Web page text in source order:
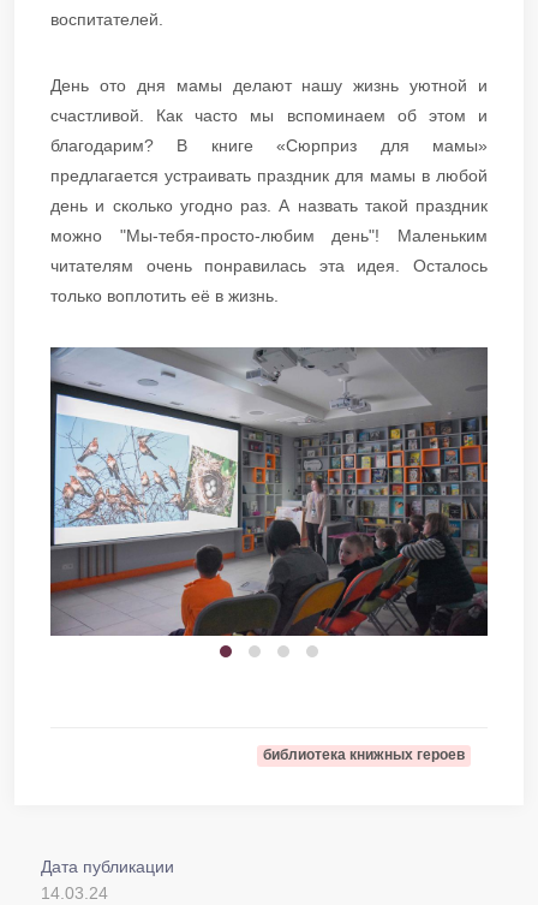
воспитателей.
День ото дня мамы делают нашу жизнь уютной и
счастливой. Как часто мы вспоминаем об этом и
благодарим? В книге «Сюрприз для мамы»
предлагается устраивать праздник для мамы в любой
день и сколько угодно раз. А назвать такой праздник
можно "Мы-тебя-просто-любим день"! Маленьким
читателям очень понравилась эта идея. Осталось
только воплотить её в жизнь.
библиотека книжных героев
Дата публикации
14.03.24